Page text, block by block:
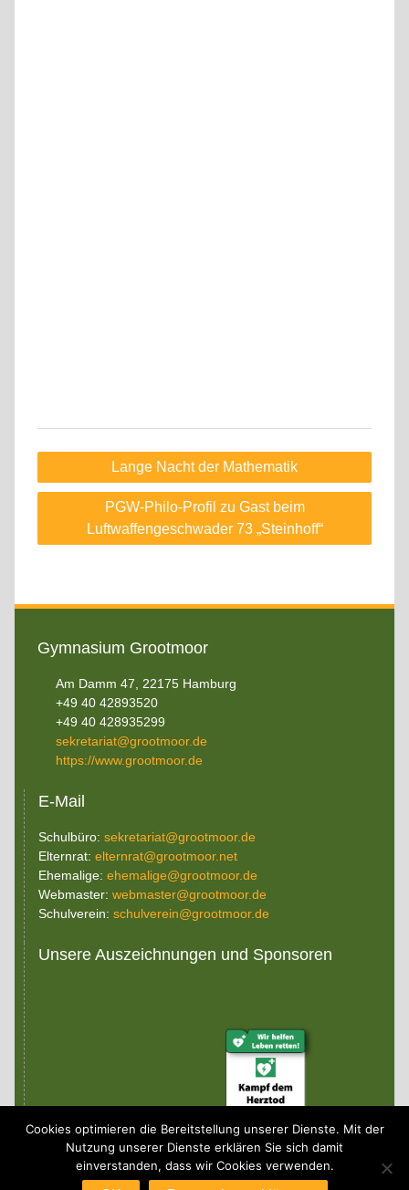
Beitragsnavigation
Lange Nacht der Mathematik
PGW-Philo-Profil zu Gast beim
Luftwaffengeschwader 73 „Steinhoff“
Gymnasium Grootmoor
Am Damm 47, 22175 Hamburg
+49 40 42893520
+49 40 428935299
sekretariat@grootmoor.de
https://www.grootmoor.de
E-Mail
Schulbüro: sekretariat@grootmoor.de
Elternrat: elternrat@grootmoor.net
Ehemalige: ehemalige@grootmoor.de
Webmaster: webmaster@grootmoor.de
Schulverein: schulverein@grootmoor.de
Unsere Auszeichnungen und Sponsoren
(c) 2026 Gymnasium Grootmoor
Cookies optimieren die Bereitstellung unserer Dienste. Mit der
Nutzung unserer Dienste erklären Sie sich damit
einverstanden, dass wir Cookies verwenden.